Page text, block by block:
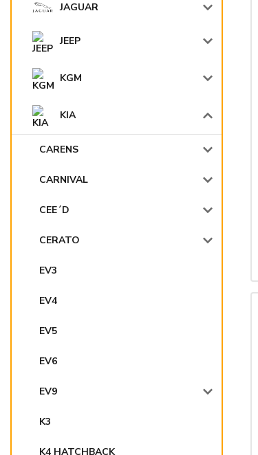
JAGUAR
JEEP
KGM
KIA
CARENS
CARNIVAL
CEE´D
CERATO
EV3
EV4
EV5
EV6
EV9
K3
K4 HATCHBACK